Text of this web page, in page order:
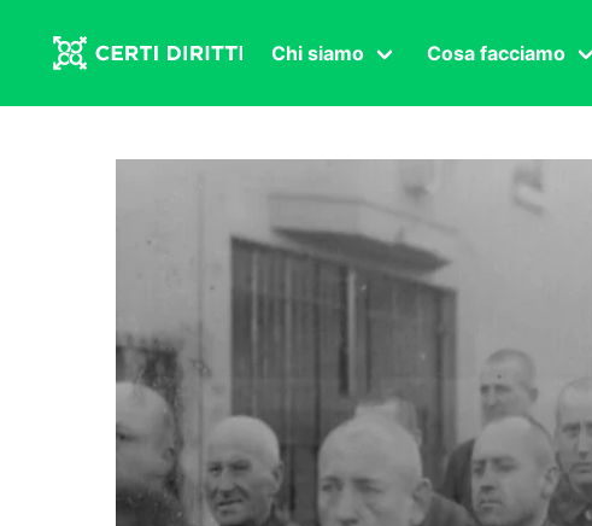
Chi siamo
Organi in carica
Congressi
Cosa facciamo
Transgender
Transnazionale
Politica
Fuor di Pagina